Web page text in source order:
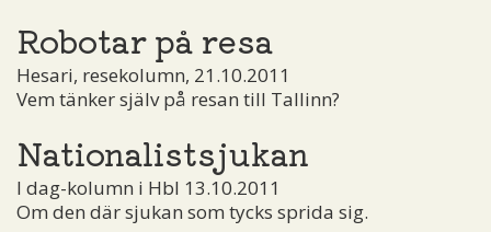
Robotar på resa
Hesari, resekolumn, 21.10.2011
Vem tänker själv på resan till Tallinn?
Nationalistsjukan
I dag-kolumn i Hbl 13.10.2011
Om den där sjukan som tycks sprida sig.